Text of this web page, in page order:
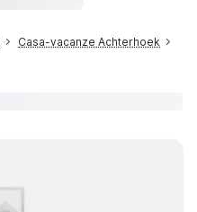
Casa-vacanze Achterhoek